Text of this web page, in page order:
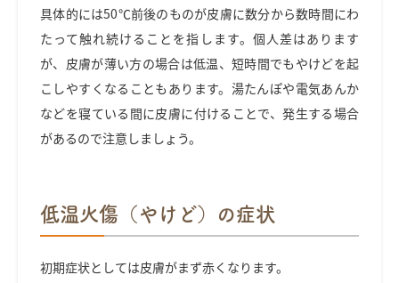
具体的には50℃前後のものが皮膚に数分から数時間にわ
たって触れ続けることを指します。個人差はあります
が、皮膚が薄い方の場合は低温、短時間でもやけどを起
こしやすくなることもあります。湯たんぽや電気あんか
などを寝ている間に皮膚に付けることで、発生する場合
があるので注意しましょう。
低温火傷（やけど） の症状
初期症状としては皮膚がまず赤くなります。